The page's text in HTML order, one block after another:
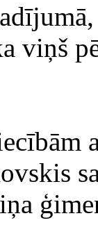
viņš